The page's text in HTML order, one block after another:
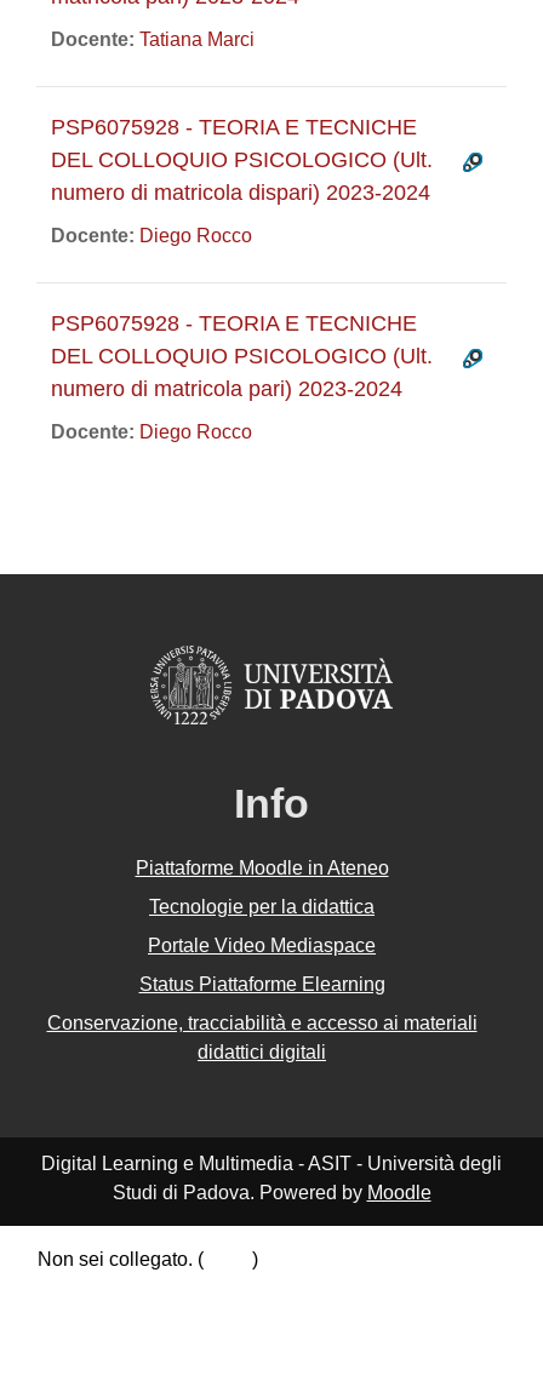
Docente: Tatiana Marci
PSP6075928 - TEORIA E TECNICHE
DEL COLLOQUIO PSICOLOGICO (Ult.
numero di matricola dispari) 2023-2024
Docente: Diego Rocco
PSP6075928 - TEORIA E TECNICHE
DEL COLLOQUIO PSICOLOGICO (Ult.
numero di matricola pari) 2023-2024
Docente: Diego Rocco
Info
Piattaforme Moodle in Ateneo
Tecnologie per la didattica
Portale Video Mediaspace
Status Piattaforme Elearning
Conservazione, tracciabilità e accesso ai materiali
didattici digitali
Digital Learning e Multimedia - ASIT - Università degli
Studi di Padova. Powered by Moodle
Non sei collegato. (
)